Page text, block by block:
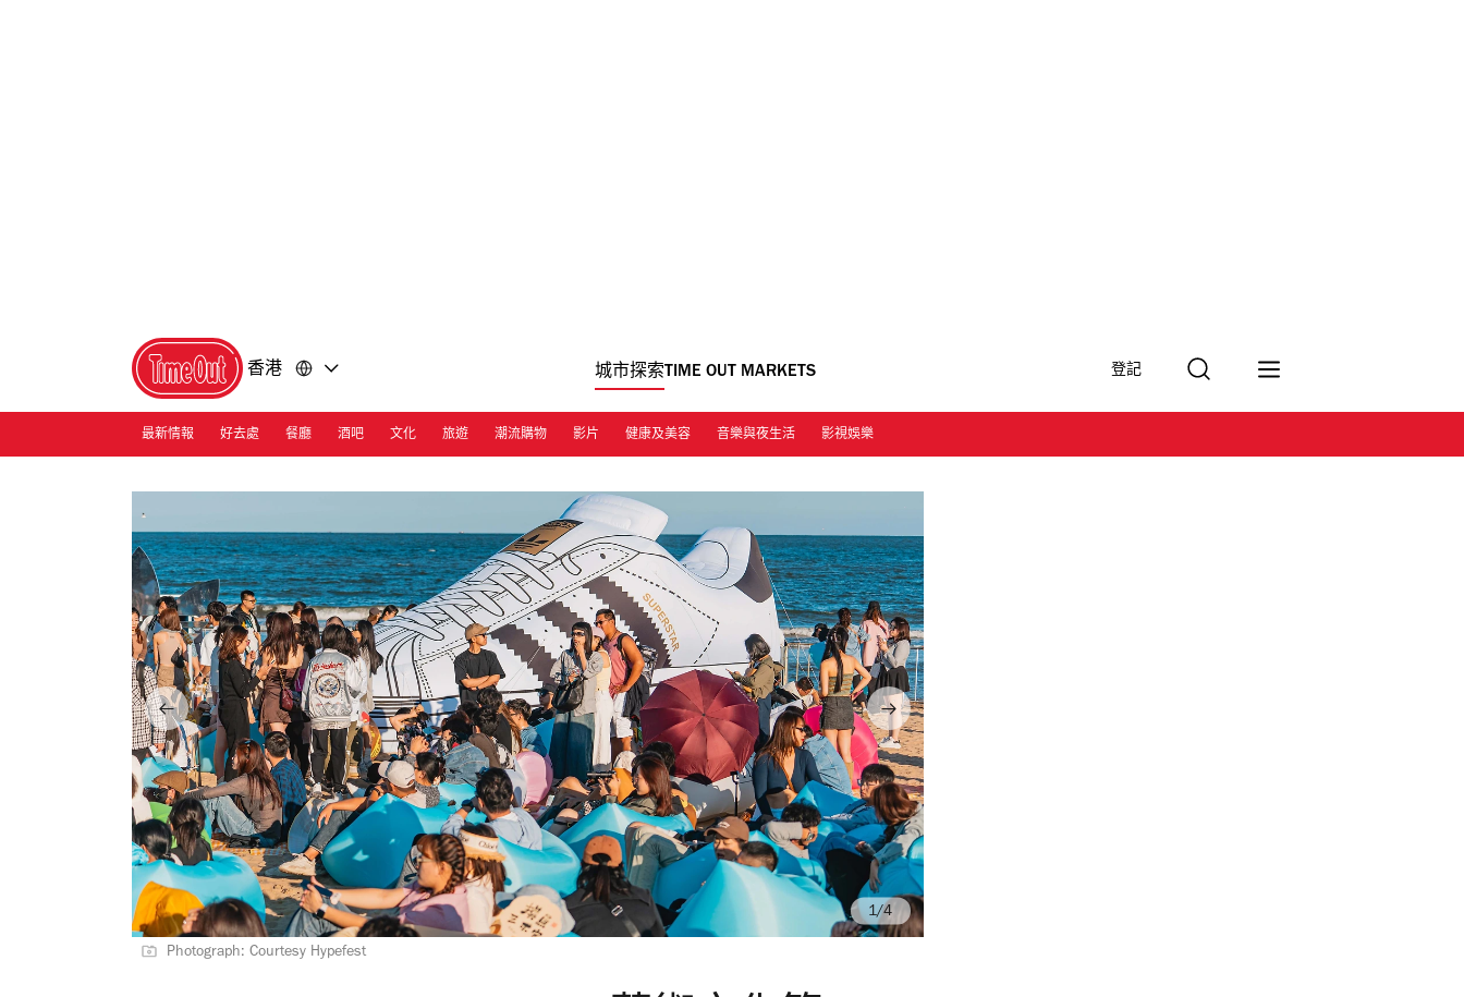
香港 城市探索TIME OUT MARKETS 登記
最新情報 好去處 餐廳 酒吧 文化 旅遊 潮流購物 影片 健康及美容 音樂與夜生活 影視娛樂
Photograph: Courtesy Hypefest
/4